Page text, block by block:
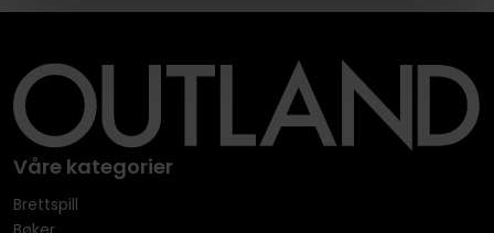
Våre kategorier
Brettspill